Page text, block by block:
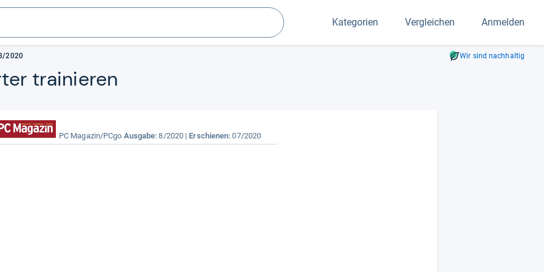
Suchen
Kategorien Vergleichen Anmelden
2020 Wir sind nachhaltig
trai­nie­ren
PC Magazin/PCgo Ausgabe:8/2020 Erschienen: 07/2020